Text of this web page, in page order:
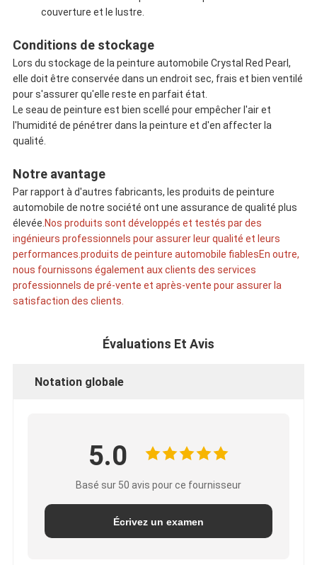
couverture et le lustre.
Conditions de stockage
Lors du stockage de la peinture automobile Crystal Red Pearl,
elle doit être conservée dans un endroit sec, frais et bien ventilé
pour s'assurer qu'elle reste en parfait état.
Le seau de peinture est bien scellé pour empêcher l'air et
l'humidité de pénétrer dans la peinture et d'en affecter la
qualité.
Notre avantage
Par rapport à d'autres fabricants, les produits de peinture
automobile de notre société ont une assurance de qualité plus
élevée.Nos produits sont développés et testés par des
ingénieurs professionnels pour assurer leur qualité et leurs
performances.produits de peinture automobile fiablesEn outre,
nous fournissons également aux clients des services
professionnels de pré-vente et après-vente pour assurer la
satisfaction des clients.
Évaluations Et Avis
Notation globale
5.0
Basé sur 50 avis pour ce fournisseur
Écrivez un examen